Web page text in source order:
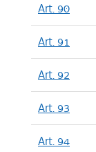
Art. 90
Art. 91
Art. 92
Art. 93
Art. 94